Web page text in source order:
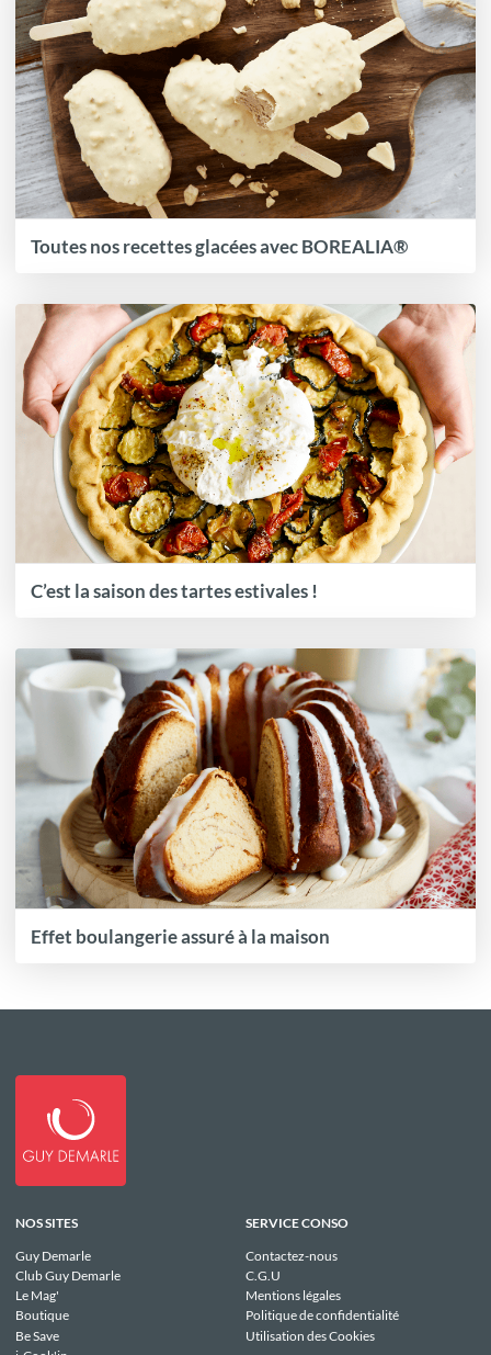
Toutes nos recettes glacées avec BOREALIA®
C’est la saison des tartes estivales !
Effet boulangerie assuré à la maison
NOS SITES
Guy Demarle
Club Guy Demarle
Le Mag'
Boutique
Be Save
SERVICE CONSO
Contactez-nous
C.G.U
Mentions légales
Politique de confidentialité
Utilisation des Cookies